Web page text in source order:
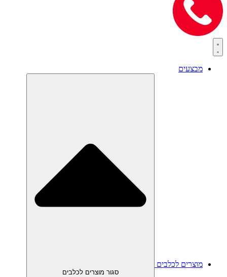
מבצעים
מוצרים לכלבים
סגור מוצרים לכלבים